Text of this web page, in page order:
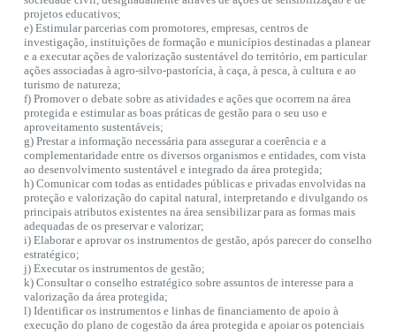
projetos educativos;
e) Estimular parcerias com promotores, empresas, centros de
investigação, instituições de formação e municípios destinadas a planear
e a executar ações de valorização sustentável do território, em particular
ações associadas à agro-silvo-pastorícia, à caça, à pesca, à cultura e ao
turismo de natureza;
f) Promover o debate sobre as atividades e ações que ocorrem na área
protegida e estimular as boas práticas de gestão para o seu uso e
aproveitamento sustentáveis;
g) Prestar a informação necessária para assegurar a coerência e a
complementaridade entre os diversos organismos e entidades, com vista
ao desenvolvimento sustentável e integrado da área protegida;
h) Comunicar com todas as entidades públicas e privadas envolvidas na
proteção e valorização do capital natural, interpretando e divulgando os
principais atributos existentes na área sensibilizar para as formas mais
adequadas de os preservar e valorizar;
i) Elaborar e aprovar os instrumentos de gestão, após parecer do conselho
estratégico;
j) Executar os instrumentos de gestão;
k) Consultar o conselho estratégico sobre assuntos de interesse para a
valorização da área protegida;
l) Identificar os instrumentos e linhas de financiamento de apoio à
execução do plano de cogestão da área protegida e apoiar os potenciais